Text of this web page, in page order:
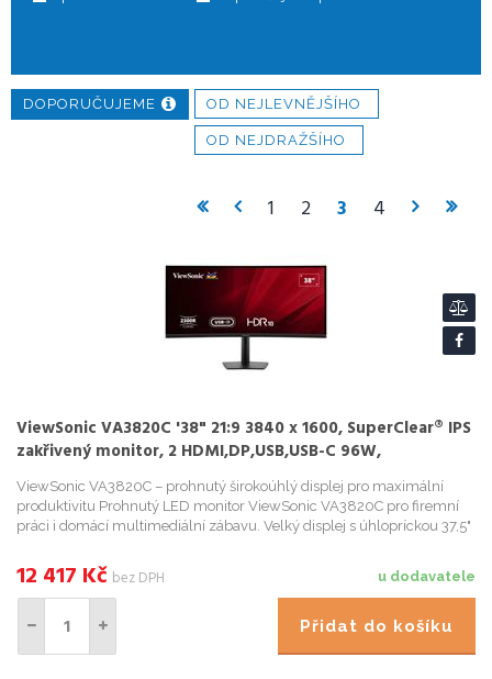
DOPORUČUJEME OD NEJLEVNĚJŠÍHO
OD NEJDRAŽŠÍHO
1 2 3 4
ViewSonic VA3820C '38" 21:9 3840 x 1600, SuperClear® IPS
zakřivený monitor, 2 HDMI,DP,USB,USB-C 96W,
speakers,výš. nast
ViewSonic VA3820C – prohnutý širokoúhlý displej pro maximální
produktivitu Prohnutý LED monitor ViewSonic VA3820C pro firemní
práci i domácí multimediální zábavu. Velký displej s úhlopríckou 37,5"
u dodavatele
12 417 Kč bez DPH
Přidat do košíku